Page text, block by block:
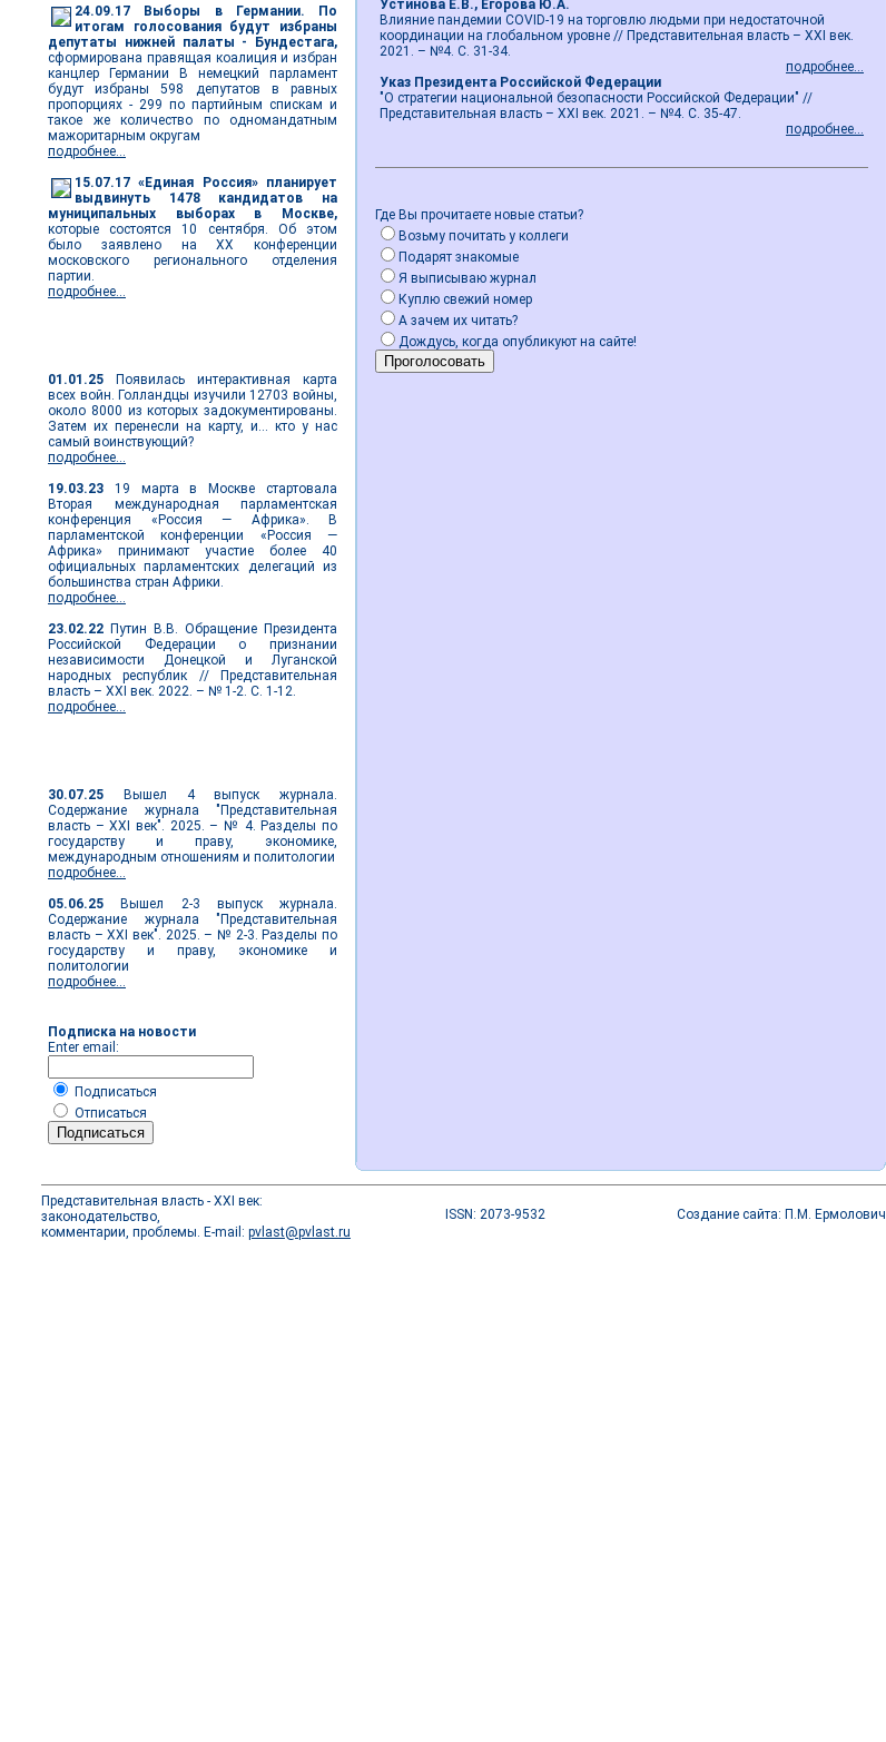
24.09.17
Выборы в Германии. По
итогам голосования будут избраны
депутаты нижней палаты - Бундестага,
сформирована правящая коалиция и избран
канцлер Германии В немецкий парламент
будут избраны 598 депутатов в равных
пропорциях - 299 по партийным спискам и
такое же количество по одномандатным
мажоритарным округам
подробнее...
15.07.17 «Единая Россия» планирует
выдвинуть 1478 кандидатов на
муниципальных выборах в Москве,
которые состоятся 10 сентября. Об этом
было заявлено на ХХ конференции
московского регионального отделения
партии.
подробнее...
01.01.25 Появилась интерактивная карта
всех войн. Голландцы изучили 12703 войны,
около 8000 из которых задокументированы.
Затем их перенесли на карту, и... кто у нас
самый воинствующий?
подробнее...
19.03.23 19 марта в Москве стартовала
Вторая международная парламентская
конференция «Россия — Африка». В
парламентской конференции «Россия —
Африка» принимают участие более 40
официальных парламентских делегаций из
большинства стран Африки.
подробнее...
23.02.22 Путин В.В. Обращение Президента
Российской Федерации о признании
независимости Донецкой и Луганской
народных республик // Представительная
власть – XXI век. 2022. – № 1-2. С. 1-12.
подробнее...
30.07.25 Вышел 4 выпуск журнала.
Содержание журнала "Представительная
власть – XXI век". 2025. – № 4. Разделы по
государству и праву, экономике,
международным отношениям и политологии
подробнее...
05.06.25 Вышел 2-3 выпуск журнала.
Содержание журнала "Представительная
власть – XXI век". 2025. – № 2-3. Разделы по
государству и праву, экономике и
политологии
подробнее...
Подписка на новости
Enter email:
Подписаться
Отписаться
Устинова Е.В., Егорова Ю.А.
Влияние пандемии COVID-19 на торговлю людьми при недостаточной
координации на глобальном уровне // Представительная власть – ХХI век.
2021. – №4. С. 31-34.
подробнее...
Указ Президента Российской Федерации
"О стратегии национальной безопасности Российской Федерации" //
Представительная власть – ХХI век. 2021. – №4. С. 35-47.
подробнее...
Где Вы прочитаете новые статьи?
Возьму почитать у коллеги
Подарят знакомые
Я выписываю журнал
Куплю свежий номер
А зачем их читать?
Дождусь, когда опубликуют на сайте!
Представительная власть - XXI век:
законодательство,
комментарии, проблемы. E-mail: pvlast@pvlast.ru
ISSN: 2073-9532 Создание сайта: П.М. Ермолович